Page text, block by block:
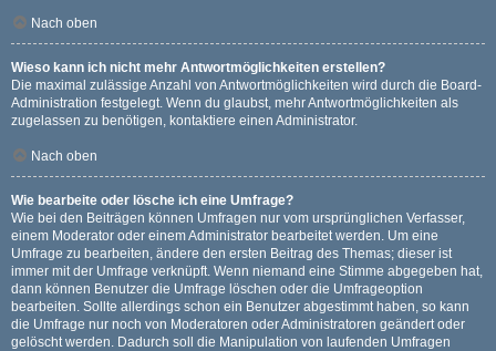
Nach oben
Wieso kann ich nicht mehr Antwortmöglichkeiten erstellen?
Die maximal zulässige Anzahl von Antwortmöglichkeiten wird durch die Board-
Administration festgelegt. Wenn du glaubst, mehr Antwortmöglichkeiten als
zugelassen zu benötigen, kontaktiere einen Administrator.
Nach oben
Wie bearbeite oder lösche ich eine Umfrage?
Wie bei den Beiträgen können Umfragen nur vom ursprünglichen Verfasser,
einem Moderator oder einem Administrator bearbeitet werden. Um eine
Umfrage zu bearbeiten, ändere den ersten Beitrag des Themas; dieser ist
immer mit der Umfrage verknüpft. Wenn niemand eine Stimme abgegeben hat,
dann können Benutzer die Umfrage löschen oder die Umfrageoption
bearbeiten. Sollte allerdings schon ein Benutzer abgestimmt haben, so kann
die Umfrage nur noch von Moderatoren oder Administratoren geändert oder
gelöscht werden. Dadurch soll die Manipulation von laufenden Umfragen